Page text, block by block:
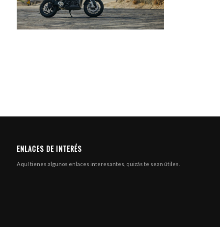
ENLACES DE INTERÉS
Aquí tienes algunos enlaces interesantes, quizás te sean útiles.